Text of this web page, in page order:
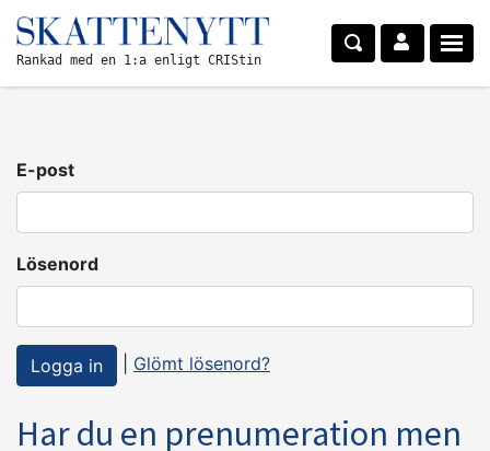
Rankad med en 1:a enligt CRIStin
E-post
Lösenord
Glömt lösenord?
Har du en prenumeration men